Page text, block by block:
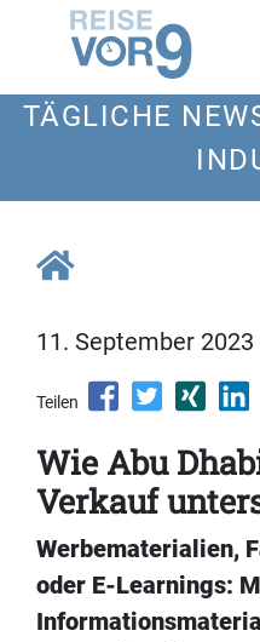
TÄGLICHE
11. September 2023
Teilen
Wie Abu
Verkauf
Werbematerialien,
oder E-Learnings: